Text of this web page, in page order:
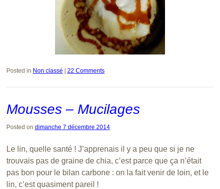
Posted in Non classé 22 Comments
Mousses – Mucilages
Posted on dimanche 7 décembre 2014
Le lin, quelle santé ! J’apprenais il y a peu que si je ne
trouvais pas de graine de chia, c’est parce que ça n’était
pas bon pour le bilan carbone : on la fait venir de loin, et le
lin, c’est quasiment pareil !